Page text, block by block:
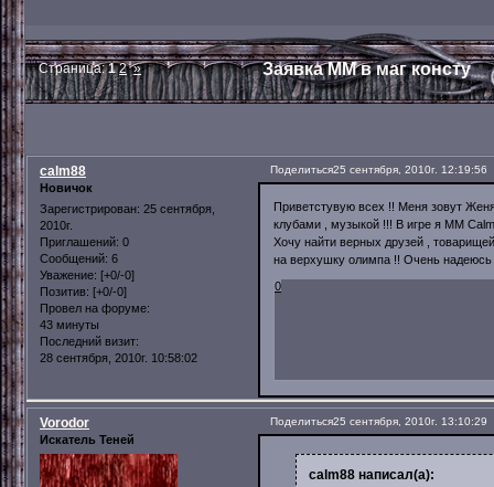
Заявка ММ в маг консту
Страница:1 2 »
Поделиться25 сентября, 2010г. 12:19:56
calm88
Новичок
Зарегистрирован: 25 сентября,
2010г.
Приглашений: 0
Сообщений: 6
Уважение: [+0/-0]
Позитив: [+0/-0]
Провел на форуме:
43 минуты
Последний визит:
28 сентября, 2010г. 10:58:02
Приветстувую всех !! Меня зовут
клубами , музыкой !!! В игре я ММ
Хочу найти верных друзей ,
на верхушку олимпа !! Очень надеюсь
0
Поделиться25 сентября, 2010г. 13:10:29
Vorodor
Искатель Теней
calm88 написал(а):